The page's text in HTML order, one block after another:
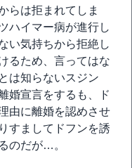
らは拒まれてしま
ハイマー病が進行し
い気持ちから拒絶し
るため、言ってはな
は知らないスジン
婚宣言をするも、ド
由に離婚を認めさせ
すましてドフンを誘
のだが…。